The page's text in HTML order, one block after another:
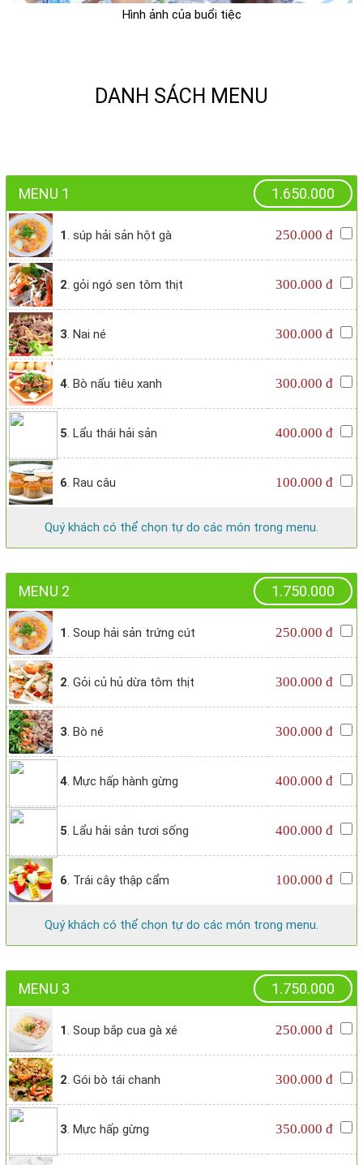
Hình ảnh của buổi tiệc
DANH SÁCH MENU
MENU 1 1.650.000
1. súp hải sản hột gà 250.000 đ
2. gỏi ngó sen tôm thịt 300.000 đ
3. Nai né 300.000 đ
4. Bò nấu tiêu xanh 300.000 đ
5. Lẩu thái hải sản 400.000 đ
6. Rau câu 100.000 đ
Quý khách có thể chọn tự do các món trong menu.
MENU 2 1.750.000
1. Soup hải sản trứng cút 250.000 đ
2. Gỏi củ hủ dừa tôm thịt 300.000 đ
3. Bò né 300.000 đ
4. Mực hấp hành gừng 400.000 đ
5. Lẩu hải sản tươi sống 400.000 đ
6. Trái cây thập cẩm 100.000 đ
Quý khách có thể chọn tự do các món trong menu.
MENU 3 1.750.000
1. Soup bắp cua gà xé 250.000 đ
2. Gói bò tái chanh 300.000 đ
3. Mực hấp gừng 350.000 đ